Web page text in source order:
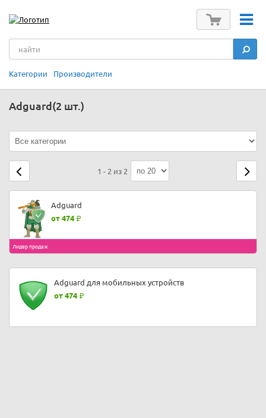
Категории Производители
Adguard(2 шт.)
1 - 2 из 2
Лидер продаж
Adguard
от 474
Adguard для мобильных устройств
от 474